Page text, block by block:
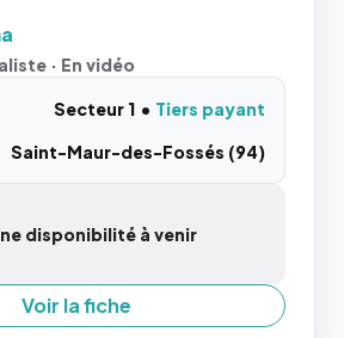
· En vidéo
Secteur 1
Tiers payant
Saint-Maur-des-Fossés (94)
disponibilité à venir
Voir la fiche